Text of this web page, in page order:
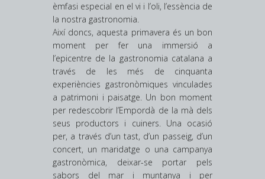
èmfasi especial en el vi i l’oli, l’essència de
la nostra gastronomia.
Així doncs, aquesta primavera és un bon
moment per fer una immersió a
l’epicentre de la gastronomia catalana a
través de les més de cinquanta
experiències gastronòmiques vinculades
a patrimoni i paisatge. Un bon moment
per redescobrir l’Empordà de la mà dels
seus productors i cuiners. Una ocasió
per, a través d’un tast, d’un passeig, d’un
concert, un maridatge o una campanya
gastronòmica, deixar-se portar pels
sabors del mar i muntanya i per